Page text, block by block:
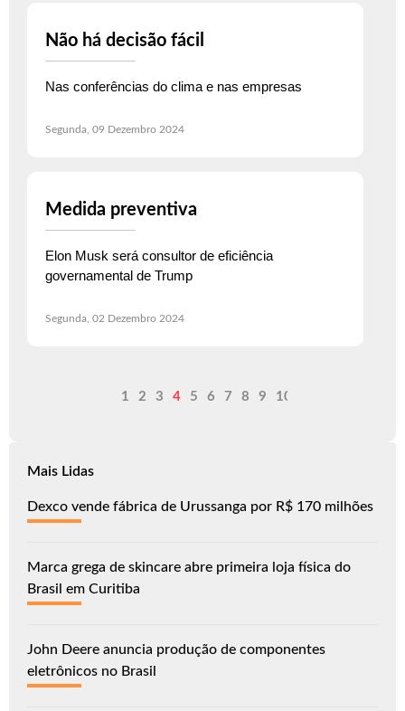
Não há decisão fácil
Nas conferências do clima e nas empresas
Segunda, 09 Dezembro 2024
Medida preventiva
Elon Musk será consultor de eficiência
governamental de Trump
Segunda, 02 Dezembro 2024
1 2 3 4 5 6 7 8 9 10
Mais Lidas
Dexco vende fábrica de Urussanga por R$ 170 milhões
Marca grega de skincare abre primeira loja física do
Brasil em Curitiba
John Deere anuncia produção de componentes
eletrônicos no Brasil